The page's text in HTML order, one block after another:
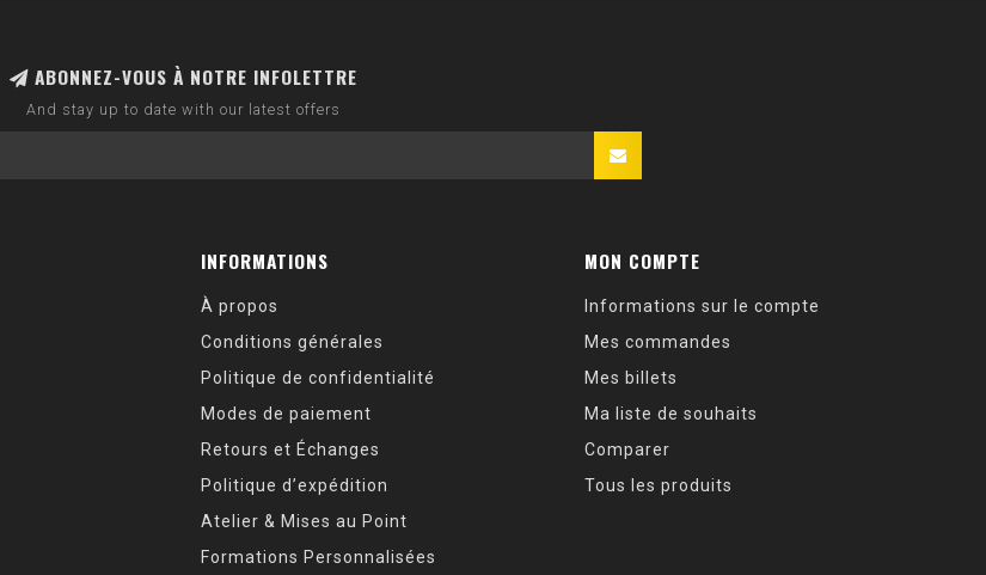
ABONNEZ-VOUS À NOTRE INFOLETTRE
And stay up to date with our latest offers
INFORMATIONS
À propos
Conditions générales
Politique de confidentialité
Modes de paiement
Retours et Échanges
Politique d’expédition
Atelier & Mises au Point
Formations Personnalisées
MON COMPTE
Informations sur le compte
Mes commandes
Mes billets
Ma liste de souhaits
Comparer
Tous les produits